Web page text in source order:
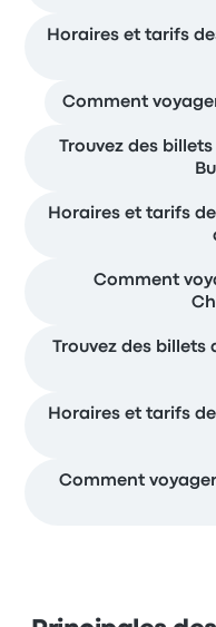
Horaires et tarifs
Comment
Trouvez des
Horaires et tarifs
Comment
Trouvez des
Horaires et tarifs
Comment